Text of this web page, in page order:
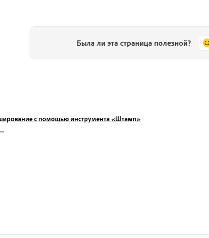
Была ли эта страница полезной?
с помощью инструмента «Штамп»